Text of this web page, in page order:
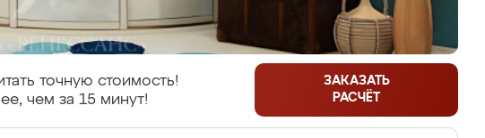
точную стоимость!
чем за 15 минут!
ЗАКАЗАТЬ
РАСЧЁТ